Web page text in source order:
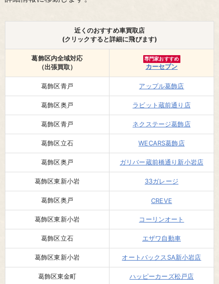
近くのおすすめ車買取店
(クリックすると詳細に飛びます)
葛飾区内全域対応
（出張買取）
専門家おすすめ
カーセブン
葛飾区青戸 アップル葛飾店
葛飾区奥戸 ラビット蔵前通り店
葛飾区青戸 ネクステージ葛飾店
葛飾区立石 WECARS葛飾店
葛飾区奥戸 ガリバー蔵前橋通り新小岩店
葛飾区東新小岩 33ガレージ
葛飾区奥戸 CREVE
葛飾区東新小岩 コーリンオート
葛飾区立石 エザワ自動車
葛飾区東新小岩 オートバックスSA新小岩店
葛飾区東金町 ハッピーカーズ松戸店